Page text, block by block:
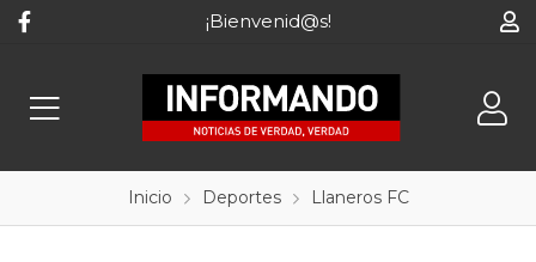
¡Bienvenid@s!
Inicio Deportes Llaneros FC